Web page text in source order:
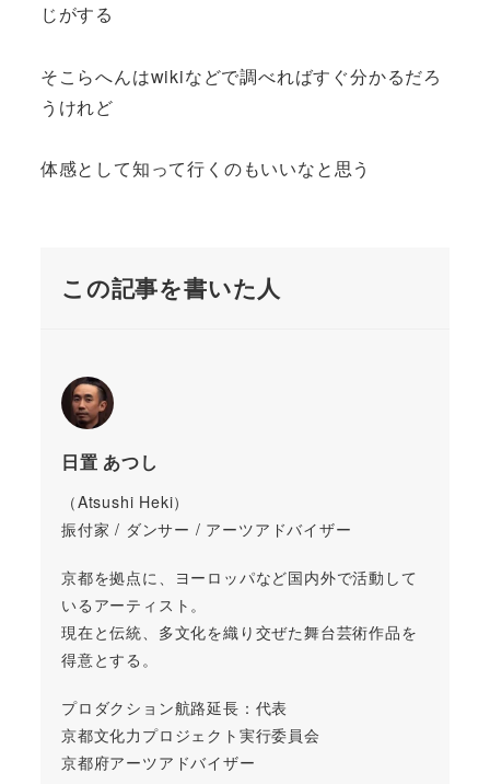
じがする
そこらへんはwikiなどで調べればすぐ分かるだろ
うけれど
体感として知って行くのもいいなと思う
この記事を書いた人
日置 あつし
（Atsushi Heki）
振付家 / ダンサー / アーツアドバイザー
京都を拠点に、ヨーロッパなど国内外で活動して
いるアーティスト。
現在と伝統、多文化を織り交ぜた舞台芸術作品を
得意とする。
プロダクション航路延長：代表
京都文化力プロジェクト実行委員会
京都府アーツアドバイザー